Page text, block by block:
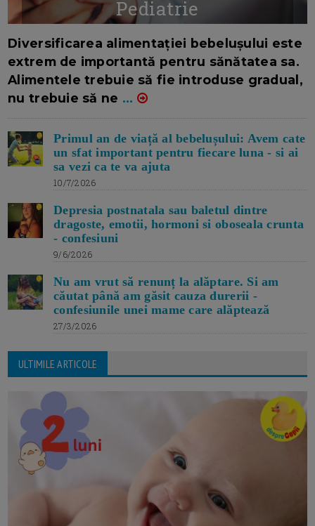
Pediatrie
Diversificarea alimentației bebelușului este
extrem de importantă pentru sănătatea sa.
Alimentele trebuie să fie introduse gradual,
nu trebuie să ne ...
Primul an de viață al bebelușului: Avem cate
un sfat important pentru fiecare luna - si ai
sa vezi ca te va ajuta
10/7/2026
Depresia postnatala sau baletul dintre
dragoste, emotii, hormoni si oboseala crunta
- confesiuni
9/6/2026
Nu am vrut să renunț la alăptare. Si am
căutat până am găsit cauza durerii -
confesiunile unei mame care alăptează
27/3/2026
ULTIMILE ARTICOLE